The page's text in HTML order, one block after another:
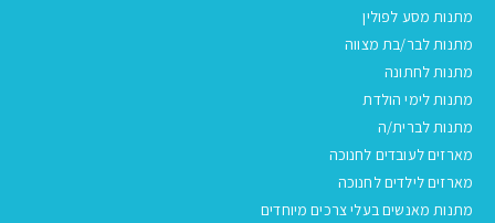
מתנות מסע לפולין
מתנות לבר/בת מצווה
מתנות לחתונה
מתנות לימי הולדת
מתנות לברית/ה
מארזים לעובדים לחנוכה
מארזים לילדים לחנוכה
מתנות מאנשים בעלי צרכים מיוחדים